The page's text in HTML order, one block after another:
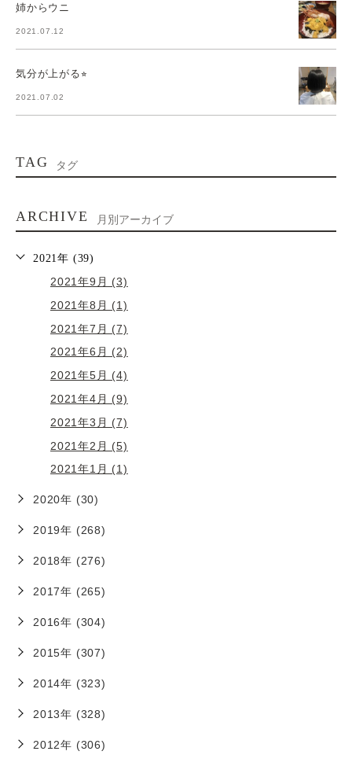
姉からウニ
2021.07.12
気分が上がる⭐︎
2021.07.02
TAG タグ
ARCHIVE 月別アーカイブ
2021年 (39)
2021年9月 (3)
2021年8月 (1)
2021年7月 (7)
2021年6月 (2)
2021年5月 (4)
2021年4月 (9)
2021年3月 (7)
2021年2月 (5)
2021年1月 (1)
2020年 (30)
2019年 (268)
2018年 (276)
2017年 (265)
2016年 (304)
2015年 (307)
2014年 (323)
2013年 (328)
2012年 (306)